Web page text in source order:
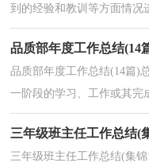
到的经验和教训等方面情况
帮助我们有寻找学习和工作
品质部年度工作总结(14
品质部年度工作总结(14篇)
一阶段的学习、工作或其完
规律性认识的一种书面材料
三年级班主任工作总结(
三年级班主任工作总结(集